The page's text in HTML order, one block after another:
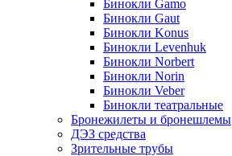
Бинокли Gamo
Бинокли Gaut
Бинокли Konus
Бинокли Levenhuk
Бинокли Norbert
Бинокли Norin
Бинокли Veber
Бинокли театральные
Бронежилеты и бронешлемы
ДЭЗ средства
Зрительные трубы